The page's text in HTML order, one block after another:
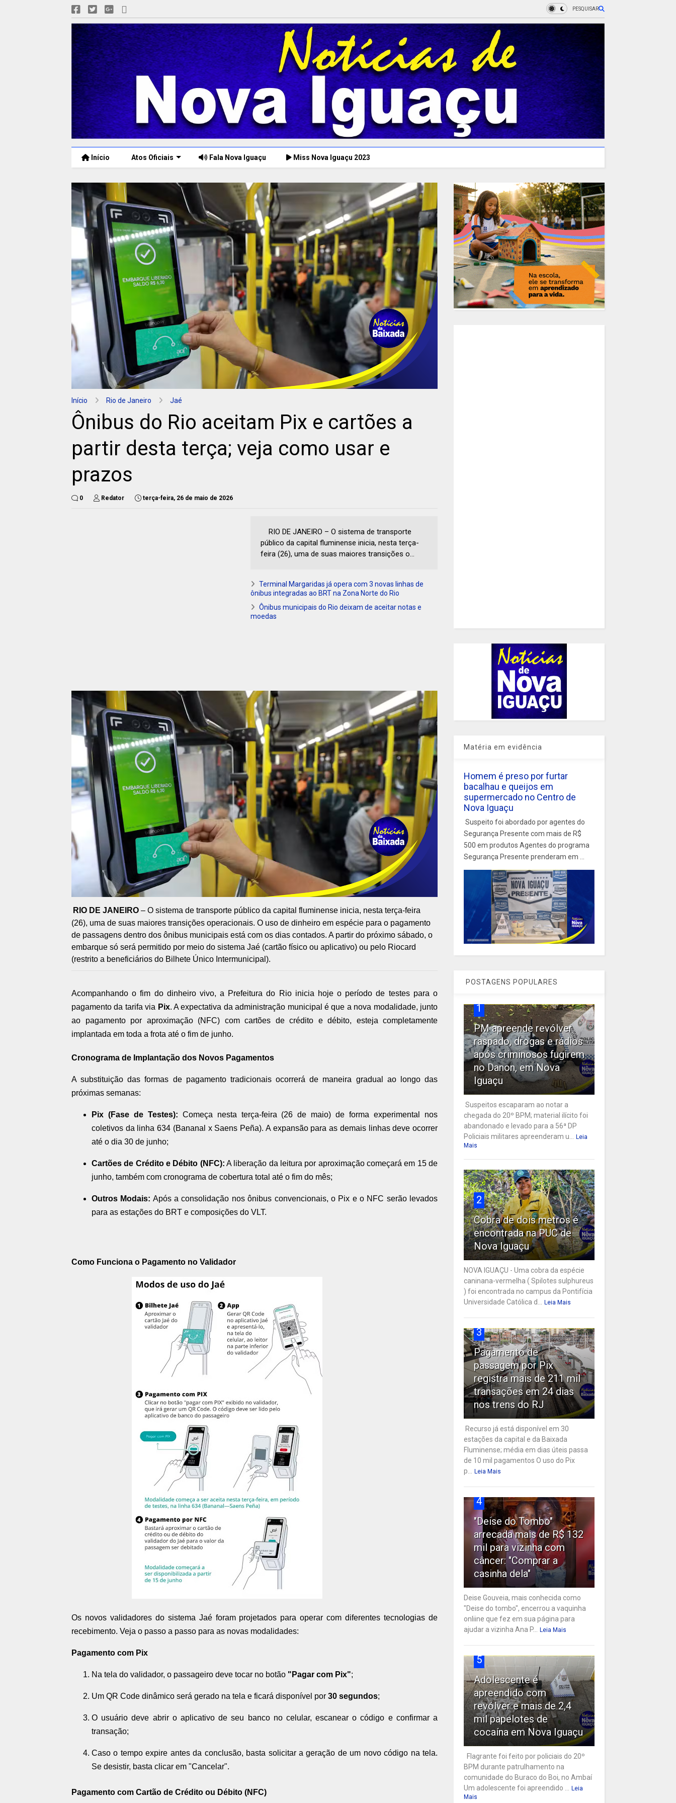
PESQUISAR
Início Atos Oficiais Fala Nova Iguaçu Miss Nova Iguaçu 2023
Início Rio de Janeiro Jaé
Ônibus do Rio aceitam Pix e cartões a
partir desta terça; veja como usar e
prazos
0 Redator terça-feira, 26 de maio de 2026
RIO DE JANEIRO – O sistema de transporte
público da capital fluminense inicia, nesta terça-
feira (26), uma de suas maiores transições o...
Terminal Margaridas já opera com 3 novas linhas de
ônibus integradas ao BRT na Zona Norte do Rio
Ônibus municipais do Rio deixam de aceitar notas e
moedas
RIO DE JANEIRO – O sistema de transporte público da capital fluminense inicia, nesta terça-feira
(26), uma de suas maiores transições operacionais. O uso de dinheiro em espécie para o pagamento
de passagens dentro dos ônibus municipais está com os dias contados. A partir do próximo sábado, o
embarque só será permitido por meio do sistema Jaé (cartão físico ou aplicativo) ou pelo Riocard
(restrito a beneficiários do Bilhete Único Intermunicipal).
Acompanhando o fim do dinheiro vivo, a Prefeitura do Rio inicia hoje o período de testes para o
pagamento da tarifa via Pix. A expectativa da administração municipal é que a nova modalidade, junto
ao pagamento por aproximação (NFC) com cartões de crédito e débito, esteja completamente
implantada em toda a frota até o fim de junho.
Cronograma de Implantação dos Novos Pagamentos
A substituição das formas de pagamento tradicionais ocorrerá de maneira gradual ao longo das
próximas semanas:
Pix (Fase de Testes): Começa nesta terça-feira (26 de maio) de forma experimental nos
coletivos da linha 634 (Bananal x Saens Peña). A expansão para as demais linhas deve ocorrer
até o dia 30 de junho;
Cartões de Crédito e Débito (NFC): A liberação da leitura por aproximação começará em 15 de
junho, também com cronograma de cobertura total até o fim do mês;
Outros Modais: Após a consolidação nos ônibus convencionais, o Pix e o NFC serão levados
para as estações do BRT e composições do VLT.
Como Funciona o Pagamento no Validador
Os novos validadores do sistema Jaé foram projetados para operar com diferentes tecnologias de
recebimento. Veja o passo a passo para as novas modalidades:
Pagamento com Pix
Na tela do validador, o passageiro deve tocar no botão "Pagar com Pix";
Um QR Code dinâmico será gerado na tela e ficará disponível por 30 segundos;
O usuário deve abrir o aplicativo de seu banco no celular, escanear o código e confirmar a
transação;
Caso o tempo expire antes da conclusão, basta solicitar a geração de um novo código na tela.
Se desistir, basta clicar em "Cancelar".
Pagamento com Cartão de Crédito ou Débito (NFC)
Matéria em evidência
Homem é preso por furtar
bacalhau e queijos em
supermercado no Centro de
Nova Iguaçu
Suspeito foi abordado por agentes do
Segurança Presente com mais de R$
500 em produtos Agentes do programa
Segurança Presente prenderam em ...
POSTAGENS POPULARES
1
PM apreende revólver
raspado, drogas e rádios
após criminosos fugirem
no Danon, em Nova
Iguaçu
Suspeitos escaparam ao notar a
chegada do 20º BPM; material ilícito foi
abandonado e levado para a 56ª DP
Policiais militares apreenderam u...
Leia
Mais
2
Cobra de dois metros é
encontrada na PUC de
Nova Iguaçu
NOVA IGUAÇU - Uma cobra da espécie
caninana-vermelha ( Spilotes sulphureus
) foi encontrada no campus da Pontifícia
Universidade Católica d...
Leia Mais
3
Pagamento de
passagem por Pix
registra mais de 211 mil
transações em 24 dias
nos trens do RJ
Recurso já está disponível em 30
estações da capital e da Baixada
Fluminense; média em dias úteis passa
de 10 mil pagamentos O uso do Pix
p...
Leia Mais
4
"Deise do Tombo"
arrecada mais de R$ 132
mil para vizinha com
câncer: "Comprar a
casinha dela"
Deise Gouveia, mais conhecida como
"Deise do tombo", encerrou a vaquinha
onliine que fez em sua página para
ajudar a vizinha Ana P...
Leia Mais
5
Adolescente é
apreendido com
revólver e mais de 2,4
mil papelotes de
cocaína em Nova Iguaçu
Flagrante foi feito por policiais do 20º
BPM durante patrulhamento na
comunidade do Buraco do Boi, no Ambaí
Um adolescente foi apreendido ...
Leia
Mais